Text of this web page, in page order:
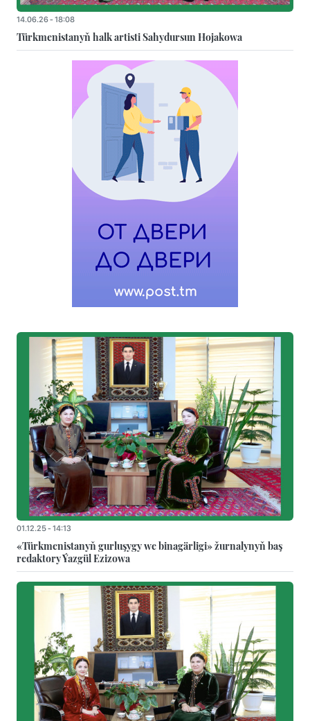
14.06.26 - 18:08
Türkmenistanyň halk artisti Sahydursun Hojakowa
01.12.25 - 14:13
«Türkmenistanyň gurluşygy we binagärligi» žurnalynyň baş
redaktory Ýazgül Ezizowa